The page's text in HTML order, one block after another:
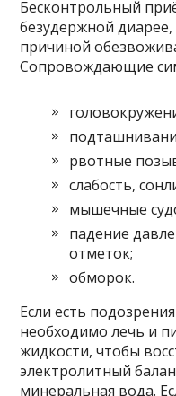
Бесконтрольный
безудержной диарее,
причиной
Сопровождающие
рвотные
слабость,
мышечные
падение
отметок;
обморок.
Если есть
необходимо лечь и
жидкости, чтобы
электролитный
минеральная вода.